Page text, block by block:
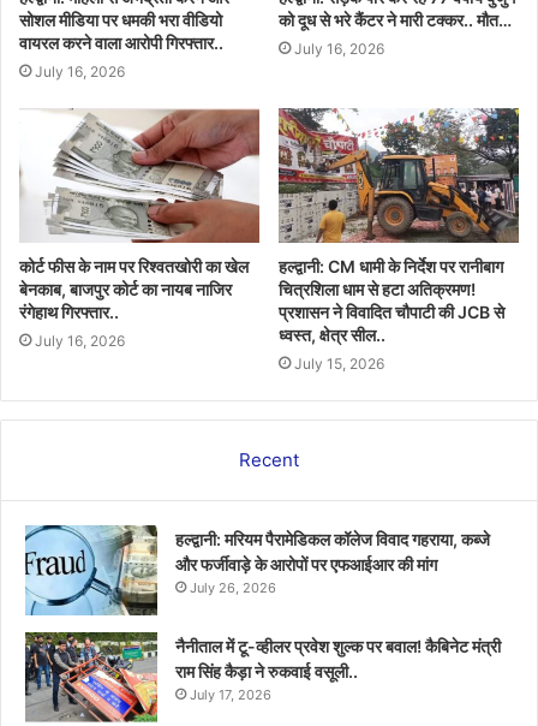
सोशल मीडिया पर धमकी भरा वीडियो
वायरल करने वाला आरोपी गिरफ्तार..
July 16, 2026
को दूध से भरे कैंटर ने मारी टक्कर.. मौत…
July 16, 2026
कोर्ट फीस के नाम पर रिश्वतखोरी का खेल
बेनकाब, बाजपुर कोर्ट का नायब नाजिर
रंगेहाथ गिरफ्तार..
July 16, 2026
हल्द्वानी: CM धामी के निर्देश पर रानीबाग
चित्रशिला धाम से हटा अतिक्रमण!
प्रशासन ने विवादित चौपाटी की JCB से
ध्वस्त, क्षेत्र सील..
July 15, 2026
Recent
हल्द्वानी: मरियम पैरामेडिकल कॉलेज विवाद गहराया, कब्जे
और फर्जीवाड़े के आरोपों पर एफआईआर की मांग
July 26, 2026
नैनीताल में टू-व्हीलर प्रवेश शुल्क पर बवाल! कैबिनेट मंत्री
राम सिंह कैड़ा ने रुकवाई वसूली..
July 17, 2026